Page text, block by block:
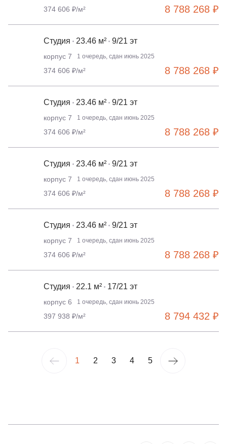
8 788 268 ₽
374 606 ₽/м²
Студия 23.46 м² 9/21 эт
корпус 7 1 очередь, сдан июнь 2025
8 788 268 ₽
374 606 ₽/м²
Студия 23.46 м² 9/21 эт
корпус 7 1 очередь, сдан июнь 2025
8 788 268 ₽
374 606 ₽/м²
Студия 23.46 м² 9/21 эт
корпус 7 1 очередь, сдан июнь 2025
8 788 268 ₽
374 606 ₽/м²
Студия 23.46 м² 9/21 эт
корпус 7 1 очередь, сдан июнь 2025
8 788 268 ₽
374 606 ₽/м²
Студия 22.1 м² 17/21 эт
корпус 6 1 очередь, сдан июнь 2025
8 794 432 ₽
397 938 ₽/м²
1 2 3 4 5